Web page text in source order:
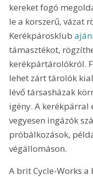
kereket fogó
le a korszerű, vázat
Kerékpárosklub
támasztékot,
kerékpártárolókról.
lehet zárt tárolók
lévő társasházak
igény. A kerékpárral
vegyesen ingázók
próbálkozások,
végállomáson.
A brit Cycle-Works a